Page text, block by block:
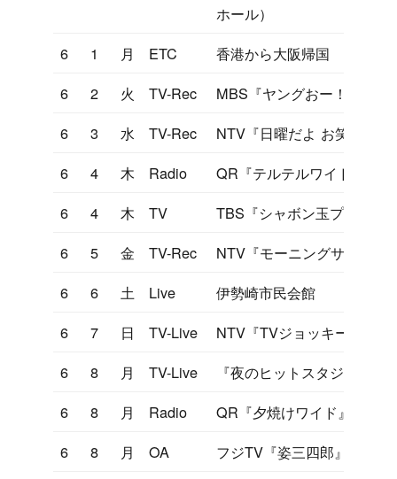
ホール）
6
1 月 ETC
香港から大阪帰国
6
2 火 TV-Rec
MBS『ヤングおー！おー！
6
3 水 TV-Rec
NTV『日曜だよ お笑い劇場
6
4 木 Radio
QR『テルテルワイド』
6
4 木 TV
TBS『シャボン玉プレゼン
6
5 金 TV-Rec
NTV『モーニングサラダ』
6
6 土 Live
伊勢崎市民会館
6
7 日 TV-Live
NTV『TVジョッキー』
6
8 月 TV-Live
『夜のヒットスタジオ』セ
6
8 月 Radio
QR『夕焼けワイド』
6
8 月 OA
フジTV『姿三四郎』で三四